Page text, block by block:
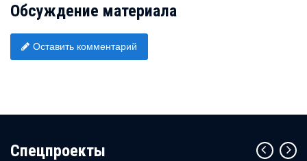
Обсуждение материала
Оставить комментарий
Cпецпроекты